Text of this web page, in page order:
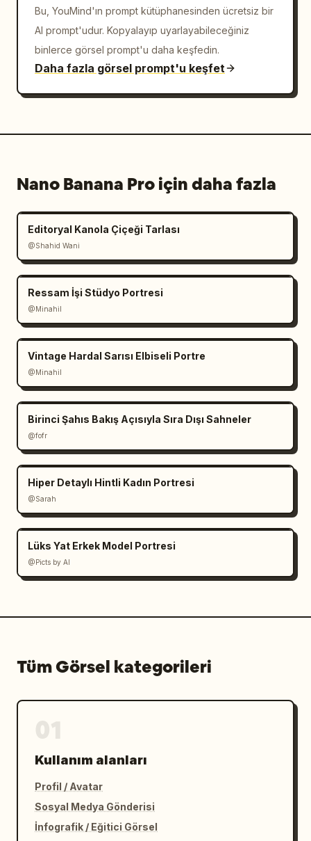
Bu, YouMind'ın prompt kütüphanesinden ücretsiz bir
AI prompt'udur. Kopyalayıp uyarlayabileceğiniz
binlerce görsel prompt'u daha keşfedin.
Daha fazla görsel prompt'u keşfet
Nano Banana Pro için daha fazla
Editoryal Kanola Çiçeği Tarlası
@Shahid Wani
Ressam İşi Stüdyo Portresi
@Minahil
Vintage Hardal Sarısı Elbiseli Portre
@Minahil
Birinci Şahıs Bakış Açısıyla Sıra Dışı Sahneler
@fofr
Hiper Detaylı Hintli Kadın Portresi
@Sarah
Lüks Yat Erkek Model Portresi
@Picts by AI
Tüm Görsel kategorileri
Kullanım alanları
Profil / Avatar
Sosyal Medya Gönderisi
İnfografik / Eğitici Görsel